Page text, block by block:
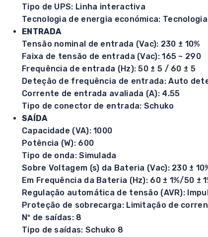
Tipo de UPS: Linha interactiva
Tecnologia de energia económica:
ENTRADA
Tensão nominal de entrada (Vac): 230 ± 10%
Faixa de tensão de entrada (Vac): 165 ~ 290
Frequência de entrada (Hz): 50 ± 5 / 60 ± 5
Deteção de frequência de entrada: Auto
Corrente de entrada avaliada (A): 4.55
Tipo de conector de entrada: Schuko
SAÍDA
Capacidade (VA): 1000
Potência (W): 600
Tipo de onda: Simulada
Sobre Voltagem (s) da Bateria (Vac): 230 ±
Em Frequência da Bateria (Hz): 60 ± 1%/50 ±
Regulação automática de tensão (AVR):
Proteção de sobrecarga: Limitação de
Nº de saídas: 8
Tipo de saídas: Schuko 8